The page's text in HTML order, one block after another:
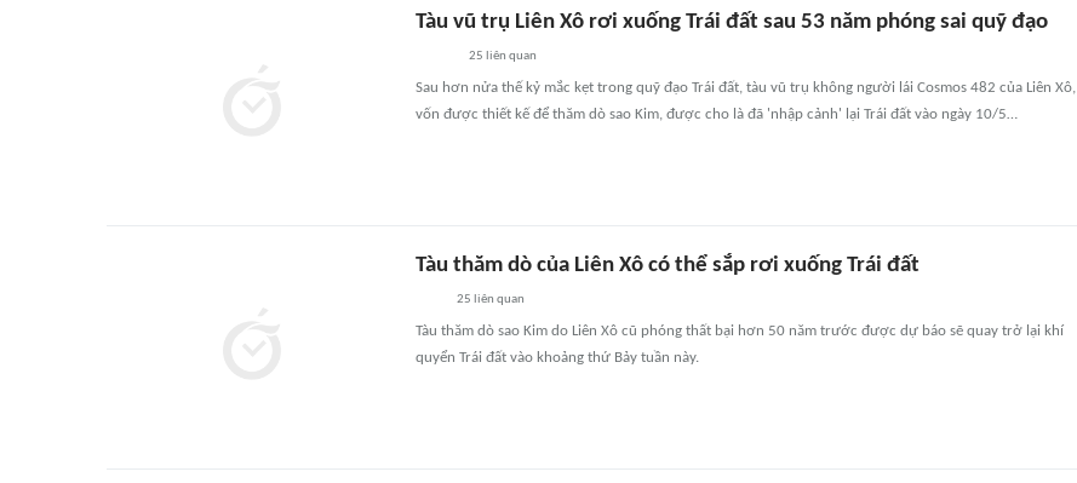
Tàu vũ trụ Liên Xô rơi xuống Trái đất sau 53 năm phóng sai quỹ đạo
25 liên quan
Sau hơn nửa thế kỷ mắc kẹt trong quỹ đạo Trái đất, tàu vũ trụ không người lái Cosmos 482 của Liên Xô,
vốn được thiết kế để thăm dò sao Kim, được cho là đã 'nhập cảnh' lại Trái đất vào ngày 10/5…
Tàu thăm dò của Liên Xô có thể sắp rơi xuống Trái đất
25 liên quan
Tàu thăm dò sao Kim do Liên Xô cũ phóng thất bại hơn 50 năm trước được dự báo sẽ quay trở lại khí
quyển Trái đất vào khoảng thứ Bảy tuần này.